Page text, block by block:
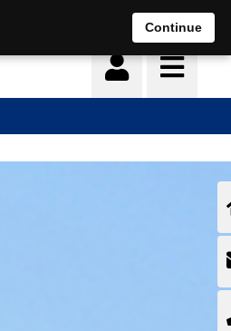
Deutsch français
Continue